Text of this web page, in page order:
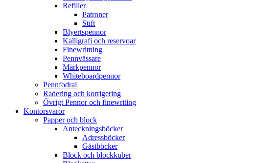
Refiller
Patroner
Stift
Blyertspennor
Kalligrafi och reservoar
Finewritning
Pennvässare
Märkpennor
Whiteboardpennor
Pennfodral
Radering och korrigering
Övrigt Pennor och finewriting
Kontorsvaror
Papper och block
Anteckningsböcker
Adressböcker
Gästböcker
Block och blockkuber